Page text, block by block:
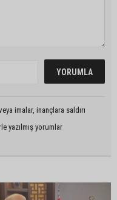
imalar, inançlara saldırı
yazılmış yorumlar